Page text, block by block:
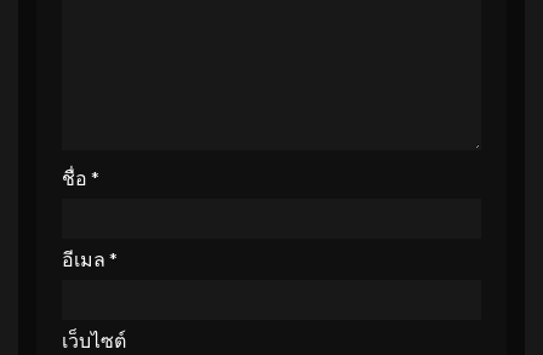
ชื่อ *
อีเมล *
เว็บไซต์